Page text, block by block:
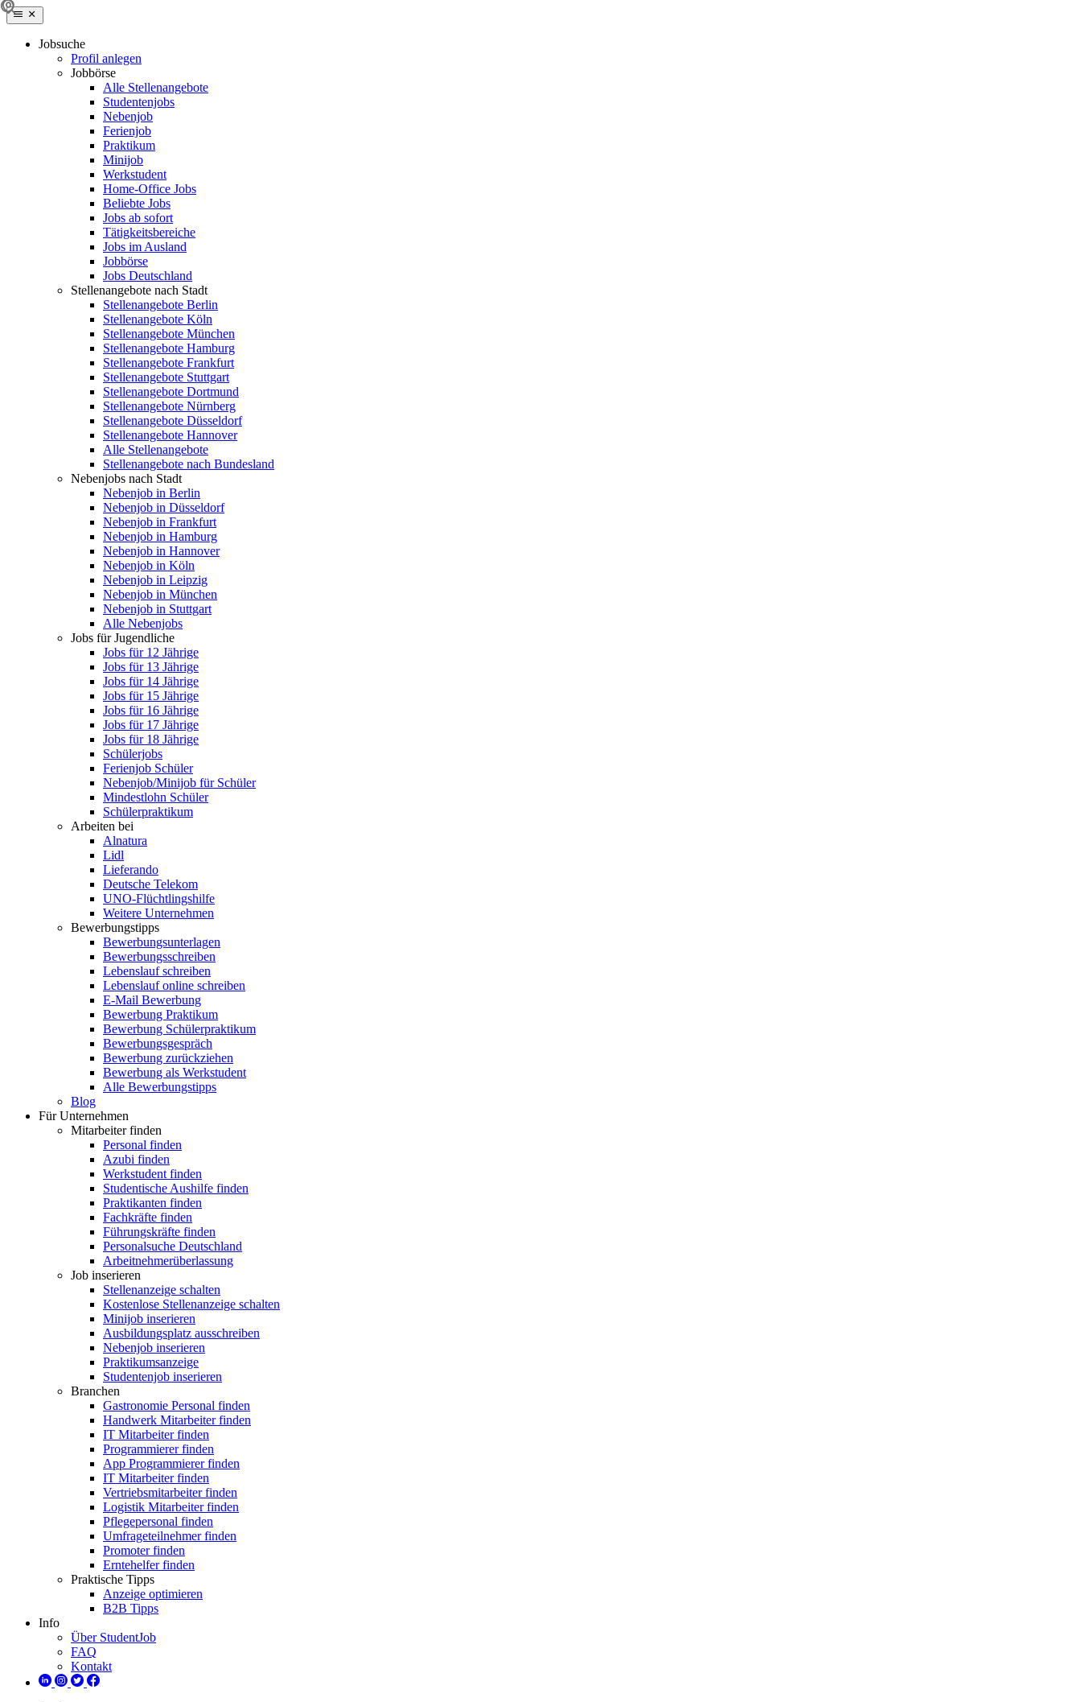
Jobsuche
Profil anlegen
Jobbörse
Alle Stellenangebote
Studentenjobs
Nebenjob
Ferienjob
Praktikum
Minijob
Werkstudent
Home-Office Jobs
Beliebte Jobs
Jobs ab sofort
Tätigkeitsbereiche
Jobs im Ausland
Jobbörse
Jobs Deutschland
Stellenangebote nach Stadt
Stellenangebote Berlin
Stellenangebote Köln
Stellenangebote München
Stellenangebote Hamburg
Stellenangebote Frankfurt
Stellenangebote Stuttgart
Stellenangebote Dortmund
Stellenangebote Nürnberg
Stellenangebote Düsseldorf
Stellenangebote Hannover
Alle Stellenangebote
Stellenangebote nach Bundesland
Nebenjobs nach Stadt
Nebenjob in Berlin
Nebenjob in Düsseldorf
Nebenjob in Frankfurt
Nebenjob in Hamburg
Nebenjob in Hannover
Nebenjob in Köln
Nebenjob in Leipzig
Nebenjob in München
Nebenjob in Stuttgart
Alle Nebenjobs
Jobs für Jugendliche
Jobs für 12 Jährige
Jobs für 13 Jährige
Jobs für 14 Jährige
Jobs für 15 Jährige
Jobs für 16 Jährige
Jobs für 17 Jährige
Jobs für 18 Jährige
Schülerjobs
Ferienjob Schüler
Nebenjob/Minijob für Schüler
Mindestlohn Schüler
Schülerpraktikum
Arbeiten bei
Alnatura
Lidl
Lieferando
Deutsche Telekom
UNO-Flüchtlingshilfe
Weitere Unternehmen
Bewerbungstipps
Bewerbungsunterlagen
Bewerbungsschreiben
Lebenslauf schreiben
Lebenslauf online schreiben
E-Mail Bewerbung
Bewerbung Praktikum
Bewerbung Schülerpraktikum
Bewerbungsgespräch
Bewerbung zurückziehen
Bewerbung als Werkstudent
Alle Bewerbungstipps
Blog
Für Unternehmen
Mitarbeiter finden
Personal finden
Azubi finden
Werkstudent finden
Studentische Aushilfe finden
Praktikanten finden
Fachkräfte finden
Führungskräfte finden
Personalsuche Deutschland
Arbeitnehmerüberlassung
Job inserieren
Stellenanzeige schalten
Kostenlose Stellenanzeige schalten
Minijob inserieren
Ausbildungsplatz ausschreiben
Nebenjob inserieren
Praktikumsanzeige
Studentenjob inserieren
Branchen
Gastronomie Personal finden
Handwerk Mitarbeiter finden
IT Mitarbeiter finden
Programmierer finden
App Programmierer finden
IT Mitarbeiter finden
Vertriebsmitarbeiter finden
Logistik Mitarbeiter finden
Pflegepersonal finden
Umfrageteilnehmer finden
Promoter finden
Erntehelfer finden
Praktische Tipps
Anzeige optimieren
B2B Tipps
Info
Über StudentJob
FAQ
Kontakt